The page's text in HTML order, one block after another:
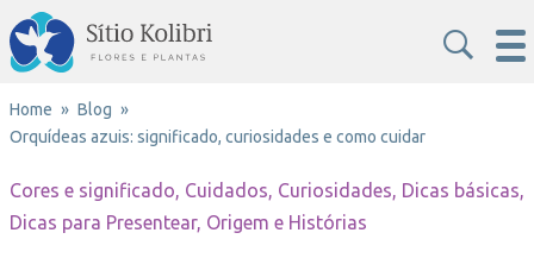
Home
Blog
Orquídeas azuis: significado, curiosidades e como cuidar
Cores e significado, Cuidados, Curiosidades, Dicas básicas,
Dicas para Presentear, Origem e Histórias